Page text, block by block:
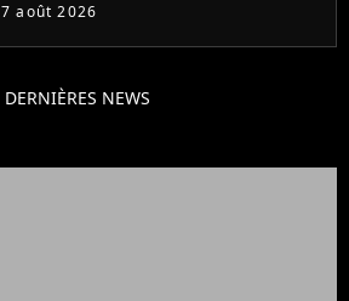
7 août 2026
DERNIÈRES NEWS